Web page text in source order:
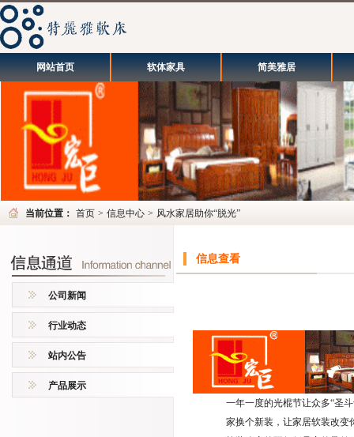
网站首页 软体家具 简美雅居
当前位置： 首页 > 信息中心 > 风水家居助你“脱光”
公司新闻
行业动态
站内公告
产品展示
信息查看
一年一度的光棍节让众多“圣
家换个新装，让家居软装改变